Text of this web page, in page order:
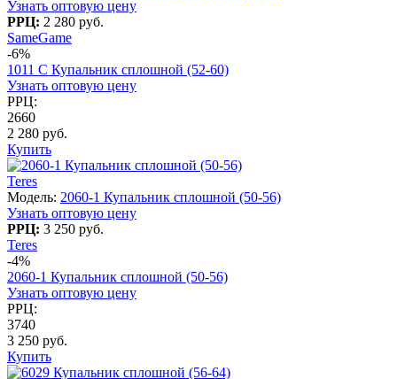
Узнать оптовую цену
РРЦ: 2 280 руб.
SameGame
-6%
1011 С Купальник сплошной (52-60)
Узнать оптовую цену
РРЦ:
2660
2 280 руб.
Купить
Teres
Модель: 2060-1 Купальник сплошной (50-56)
Узнать оптовую цену
РРЦ: 3 250 руб.
Teres
-4%
2060-1 Купальник сплошной (50-56)
Узнать оптовую цену
РРЦ:
3740
3 250 руб.
Купить